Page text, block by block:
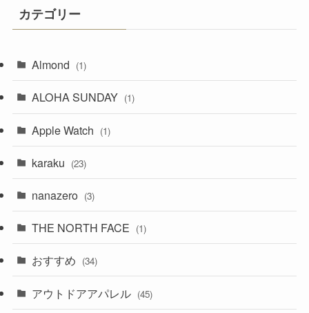
カテゴリー
Almond (1)
ALOHA SUNDAY (1)
Apple Watch (1)
karaku (23)
nanazero (3)
THE NORTH FACE (1)
おすすめ (34)
アウトドアアパレル (45)